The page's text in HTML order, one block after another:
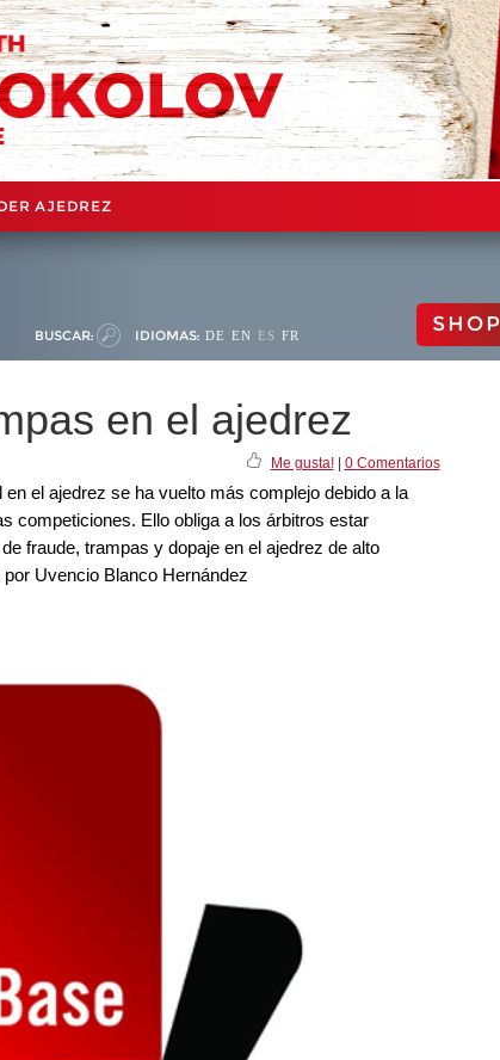
AJEDREZ
BUSCAR: IDIOMAS: DE EN ES FR SHOP
en el ajedrez
Me gusta!| 0 Comentarios
el ajedrez se ha vuelto más complejo debido a la
competiciones. Ello obliga a los árbitros estar
fraude, trampas y dopaje en el ajedrez de alto
Uvencio Blanco Hernández